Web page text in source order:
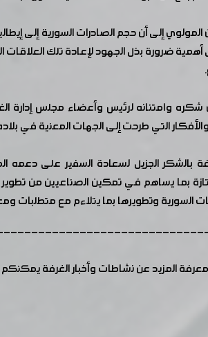
ضرورة بذل الجهود لإعادة تلك العلاقات
شكره وامتنانه لرئيس وأعضاء مجلس
التي طرحت إلى الجهات المعنية في
بالشكر الجزيل لسعادة السفير على دعمه
بما يساهم في تمكين الصناعيين من
وتطويرها بما يتلاءم مع متطلبات
المزيد عن نشاطات وأخبار الغرفة